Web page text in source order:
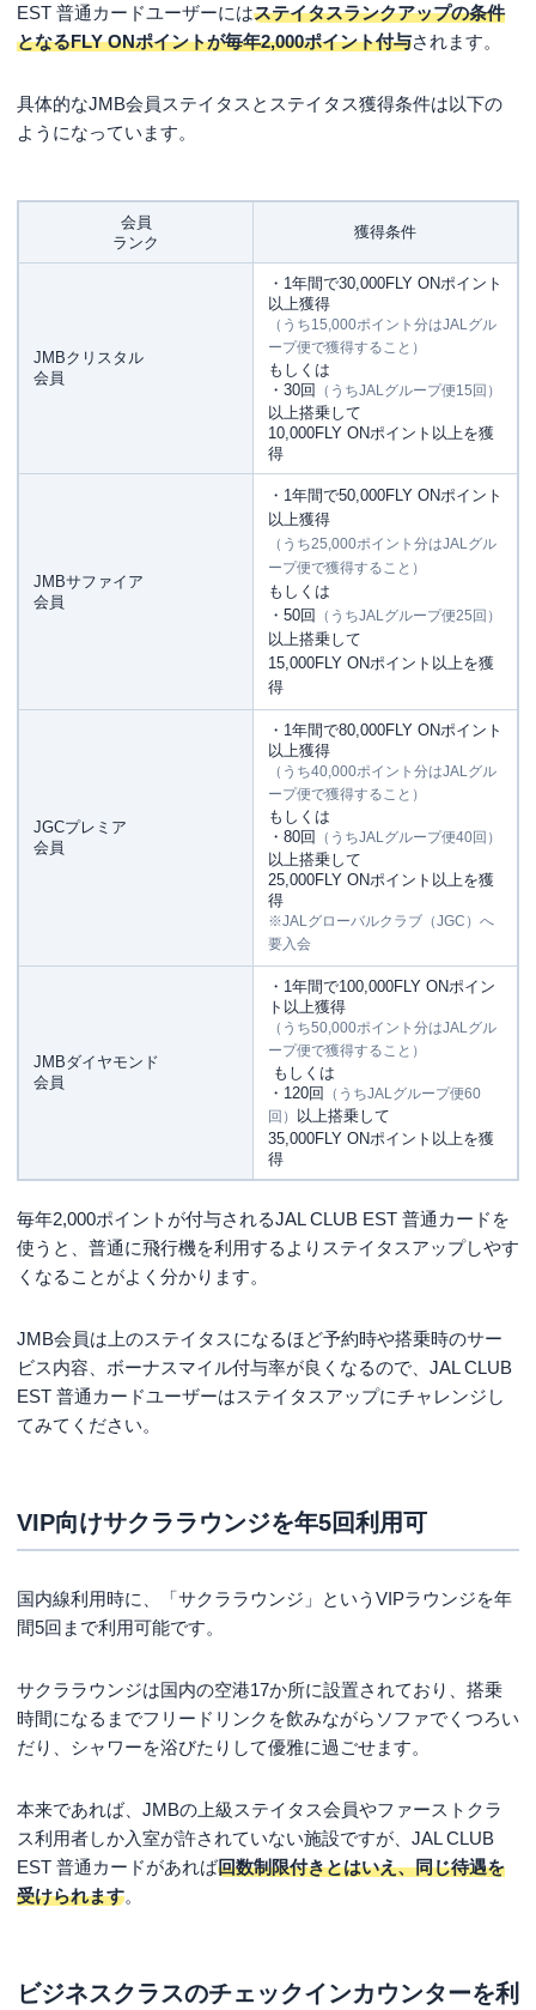
EST 普通カードユーザーにはステイタスランクアップの条件
となるFLY ONポイントが毎年2,000ポイント付与されます。
具体的なJMB会員ステイタスとステイタス獲得条件は以下の
ようになっています。
会員
ランク
獲得条件
JMBクリスタル
会員
・1年間で30,000FLY ONポイント
以上獲得
（うち15,000ポイント分はJALグル
ープ便で獲得すること）
もしくは
・30回 （うちJALグループ便15回）
以上搭乗して
10,000FLY ONポイント以上を獲
得
JMBサファイア
会員
・1年間で50,000FLY ONポイント
以上獲得
（うち25,000ポイント分はJALグル
ープ便で獲得すること）
もしくは
・50回 （うちJALグループ便25回）
以上搭乗して
15,000FLY ONポイント以上を獲
得
JGCプレミア
会員
・1年間で80,000FLY ONポイント
以上獲得
（うち40,000ポイント分はJALグル
ープ便で獲得すること）
もしくは
・80回 （うちJALグループ便40回）
以上搭乗して
25,000FLY ONポイント以上を獲
得
※JALグローバルクラブ（JGC）へ
要入会
JMBダイヤモンド
会員
・1年間で100,000FLY ONポイン
ト以上獲得
（うち50,000ポイント分はJALグル
ープ便で獲得すること）
もしくは
・120回 （うちJALグループ便60
回） 以上搭乗して
35,000FLY ONポイント以上を獲
得
毎年2,000ポイントが付与されるJAL CLUB EST 普通カードを
使うと、普通に飛行機を利用するよりステイタスアップしやす
くなることがよく分かります。
JMB会員は上のステイタスになるほど予約時や搭乗時のサー
ビス内容、ボーナスマイル付与率が良くなるので、JAL CLUB
EST 普通カードユーザーはステイタスアップにチャレンジし
てみてください。
VIP向けサクララウンジを年5回利用可
国内線利用時に、「サクララウンジ」というVIPラウンジを年
間5回まで利用可能です。
サクララウンジは国内の空港17か所に設置されており、搭乗
時間になるまでフリードリンクを飲みながらソファでくつろい
だり、シャワーを浴びたりして優雅に過ごせます。
本来であれば、JMBの上級ステイタス会員やファーストクラ
ス利用者しか入室が許されていない施設ですが、JAL CLUB
EST 普通カードがあれば回数制限付きとはいえ、同じ待遇を
受けられます。
ビジネスクラスのチェックインカウンターを利